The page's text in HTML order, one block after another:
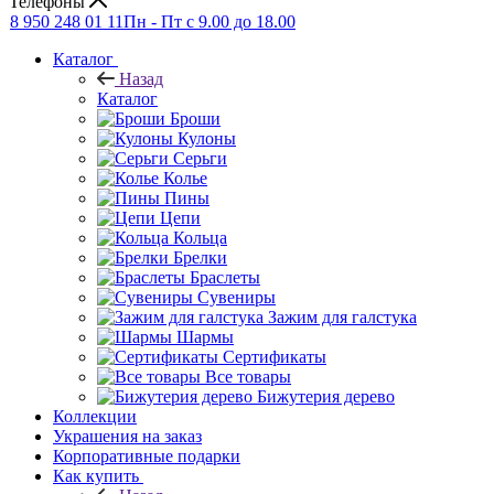
8 950 248 01 11Пн - Пт с 9.00 до 18.00
Каталог
Назад
Каталог
Броши
Кулоны
Серьги
Колье
Пины
Цепи
Кольца
Брелки
Браслеты
Сувениры
Зажим для галстука
Шармы
Сертификаты
Все товары
Бижутерия дерево
Коллекции
Украшения на заказ
Корпоративные подарки
Как купить